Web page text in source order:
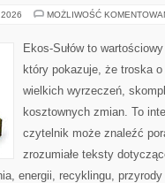
MOŻLIWOŚĆ
Ekos-Sułów to
który pokazuje, że troska
wielkich wyrzeczeń,
kosztownych zmian. To
czytelnik może znaleźć
zrozumiałe teksty
energii, recyklingu,